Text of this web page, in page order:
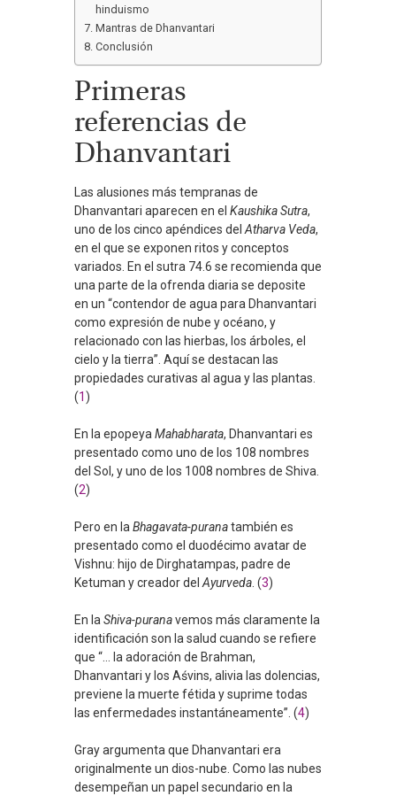
hinduismo
Mantras de Dhanvantari
Conclusión
Primeras
referencias de
Dhanvantari
Las alusiones más tempranas de
Dhanvantari aparecen en el Kaushika Sutra,
uno de los cinco apéndices del Atharva Veda,
en el que se exponen ritos y conceptos
variados. En el sutra 74.6 se recomienda que
una parte de la ofrenda diaria se deposite
en un “contendor de agua para Dhanvantari
como expresión de nube y océano, y
relacionado con las hierbas, los árboles, el
cielo y la tierra”. Aquí se destacan las
propiedades curativas al agua y las plantas.
(1)
En la epopeya Mahabharata, Dhanvantari es
presentado como uno de los 108 nombres
del Sol, y uno de los 1008 nombres de Shiva.
(2)
Pero en la Bhagavata-puranatambién es
presentado como el duodécimo avatar de
Vishnu: hijo de Dirghatampas, padre de
Ketuman y creador del Ayurveda . (3)
En la Shiva-puranavemos más claramente la
identificación son la salud cuando se refiere
que “… la adoración de Brahman,
Dhanvantari y los Aśvins, alivia las dolencias,
previene la muerte fétida y suprime todas
las enfermedades instantáneamente”. (4)
Gray argumenta que Dhanvantari era
originalmente un dios-nube. Como las nubes
desempeñan un papel secundario en la